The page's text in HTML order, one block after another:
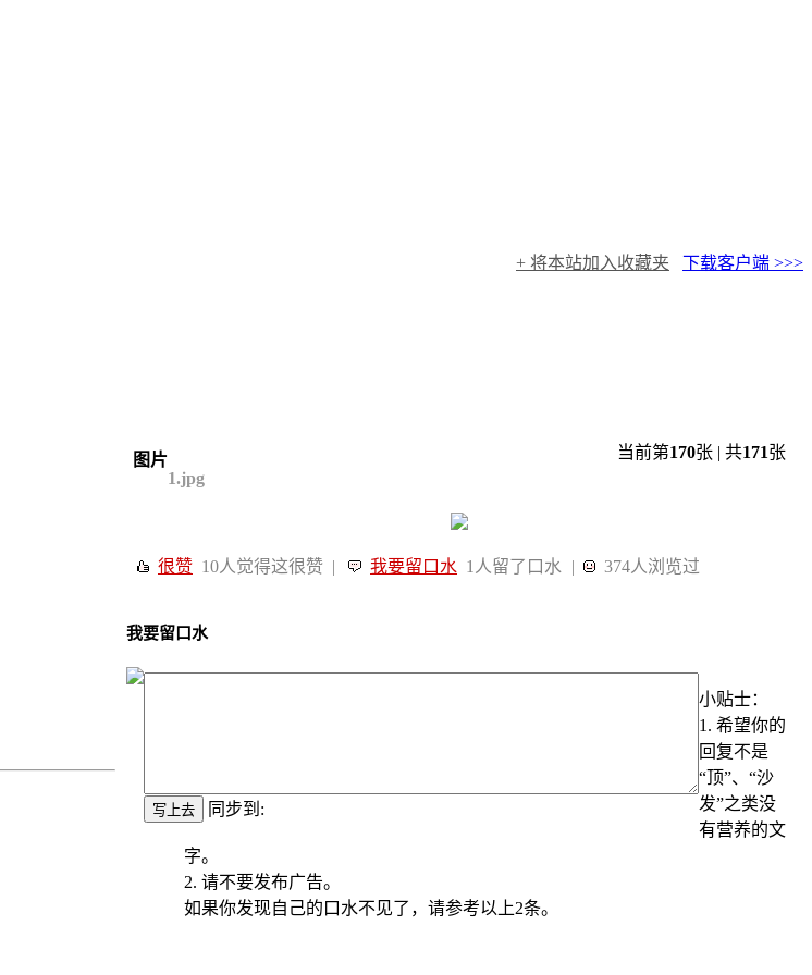
下载客户端 >>>
+ 将本站加入收藏夹
图片 当前第170张 | 共171张
1.jpg
很赞 10人觉得这很赞 | 我要留口水 1人留了口水 | 374人浏览过
我要留口水
同步到:
小贴士：
1. 希望你的
回复不是
“顶”、“沙
发”之类没
有营养的文
字。
2. 请不要发布广告。
如果你发现自己的口水不见了，请参考以上2条。